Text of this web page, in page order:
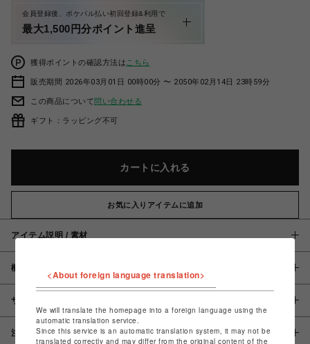
会員登録後、ポケパル払い初回登録&利用で
最大1,500円分ポイント進呈
獲得ポイントの確認方法は こちら
販売期間 2026年03月01日 00時00分 〜 2050年02月14日 23時59分
この商品について問い合わせる
ギフト：ラッピング不可
カートに入れる
お気に入りアイテムに追加
アイテム説明 / 素材
概要
サイズ
注意事項
<About foreign language translation>
We will translate the homepage into a foreign language using the
automatic translation service.
Since this service is an automatic translation system, it may not be
translated correctly and may differ from the original content of the